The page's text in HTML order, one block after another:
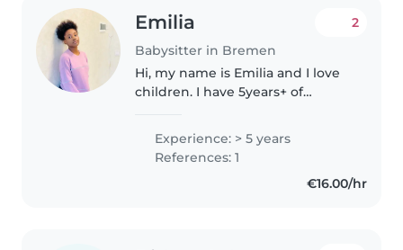
Emilia
Babysitter in Bremen
2
Hi, my name is Emilia and I love
children. I have 5years+ of
all ages, from infants to
preteens. In addition to being a
responsible, patient, and..
Experience: > 5 years
References: 1
€16.00/hr